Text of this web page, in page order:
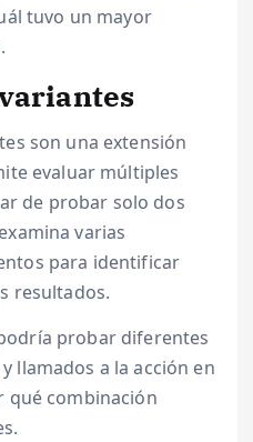
tuvo un mayor
son una extensión
evaluar múltiples
de probar solo dos
varias
para identificar
resultados.
probar diferentes
llamados a la acción en
qué combinación